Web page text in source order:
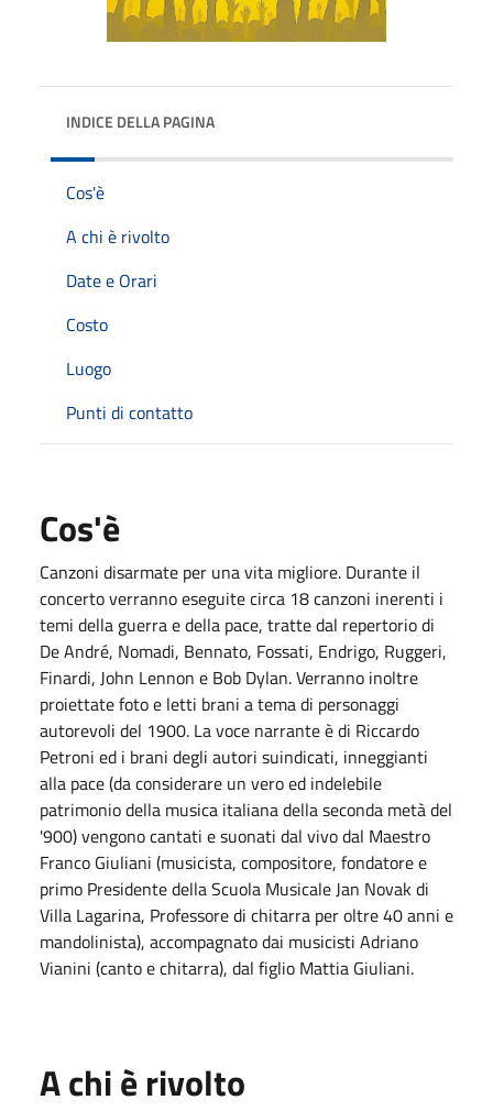
INDICE DELLA PAGINA
Cos'è
A chi è rivolto
Date e Orari
Costo
Luogo
Punti di contatto
Cos'è
Canzoni disarmate per una vita migliore. Durante il
concerto verranno eseguite circa 18 canzoni inerenti i
temi della guerra e della pace, tratte dal repertorio di
De André, Nomadi, Bennato, Fossati, Endrigo, Ruggeri,
Finardi, John Lennon e Bob Dylan. Verranno inoltre
proiettate foto e letti brani a tema di personaggi
autorevoli del 1900. La voce narrante è di Riccardo
Petroni ed i brani degli autori suindicati, inneggianti
alla pace (da considerare un vero ed indelebile
patrimonio della musica italiana della seconda metà del
'900) vengono cantati e suonati dal vivo dal Maestro
Franco Giuliani (musicista, compositore, fondatore e
primo Presidente della Scuola Musicale Jan Novak di
Villa Lagarina, Professore di chitarra per oltre 40 anni e
mandolinista), accompagnato dai musicisti Adriano
Vianini (canto e chitarra), dal figlio Mattia Giuliani.
A chi è rivolto